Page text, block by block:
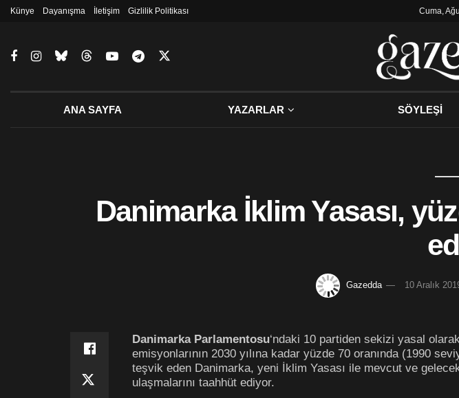
Künye Dayanışma İletişim Gizlilik Politikası Cuma,
ANA SAYFA YAZARLAR SÖYLEŞİ
Danimarka İklim Yasası,
Gazedda 10 Aralık
Danimarka Parlamentosu‘ndaki 10 partiden sekizi yasal
emisyonlarının 2030 yılına kadar yüzde 70 oranında (1990
teşvik eden Danimarka, yeni İklim Yasası ile mevcut ve
ulaşmalarını taahhüt ediyor.